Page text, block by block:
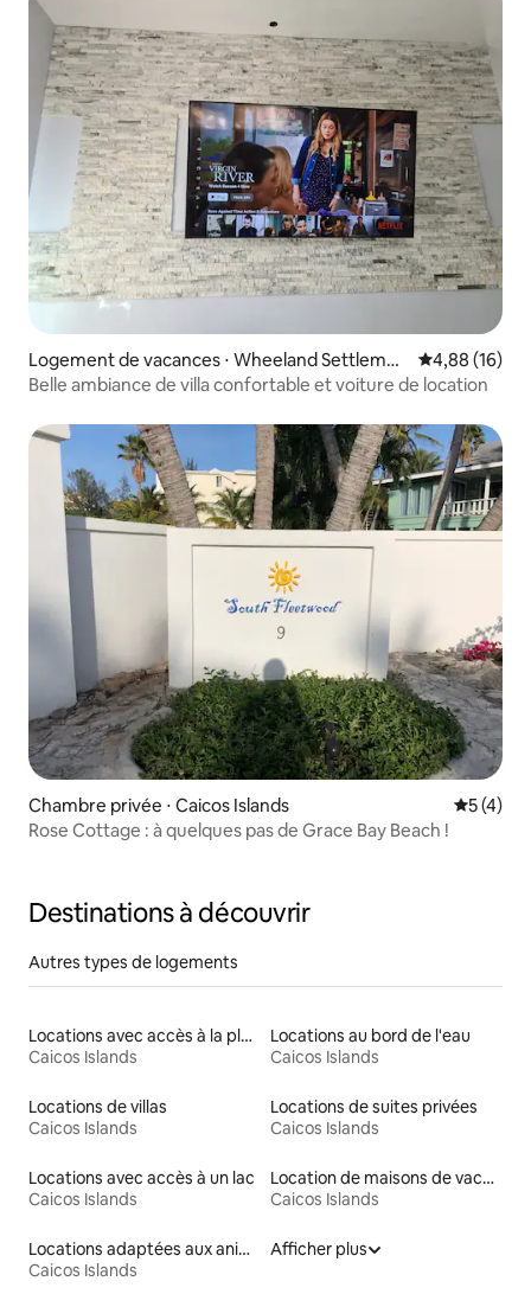
Logement de vacances ⋅ Wheeland Settlemen
t
Évaluation
4,88 (16)
Belle ambiance de villa confortable et voiture de location
Chambre privée ⋅ Caicos Islands
5 (4)
Rose Cottage : à quelques pas de Grace Bay Beach !
Destinations à découvrir
Autres types de logements
Locations avec accès à la plage
Caicos Islands
Locations au bord de l'eau
Caicos Islands
Locations de villas
Caicos Islands
Locations de suites privées
Caicos Islands
Locations avec accès à un lac
Caicos Islands
Location de maisons de vacances
Caicos Islands
Locations adaptées aux animaux
Caicos Islands
Afficher plus